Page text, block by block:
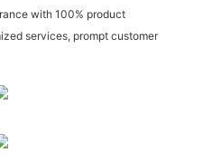
with 100% product
services, prompt customer